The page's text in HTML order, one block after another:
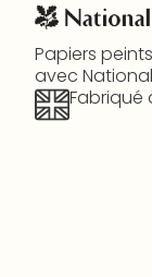
Papiers
avec
Fabriqué